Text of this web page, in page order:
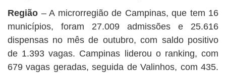
Região – A microrregião de Campinas, que tem 16
municípios, foram 27.009 admissões e 25.616
dispensas no mês de outubro, com saldo positivo
de 1.393 vagas. Campinas liderou o ranking, com
679 vagas geradas, seguida de Valinhos, com 435.